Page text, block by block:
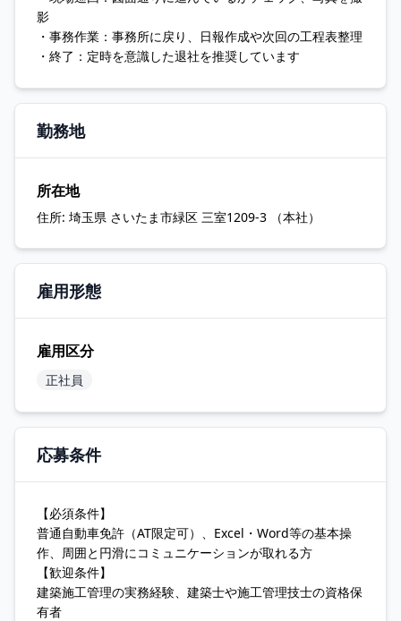
影
・事務作業：事務所に戻り、日報作成や次回の工程表整理
・終了：定時を意識した退社を推奨しています
勤務地
所在地
住所: 埼玉県 さいたま市緑区 三室1209-3 （本社）
雇用形態
雇用区分
正社員
応募条件
【必須条件】
普通自動車免許（AT限定可）、Excel・Word等の基本操
作、周囲と円滑にコミュニケーションが取れる方
【歓迎条件】
建築施工管理の実務経験、建築士や施工管理技士の資格保
有者